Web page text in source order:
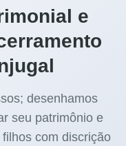
e
desenhamos
seu patrimônio e
com discrição